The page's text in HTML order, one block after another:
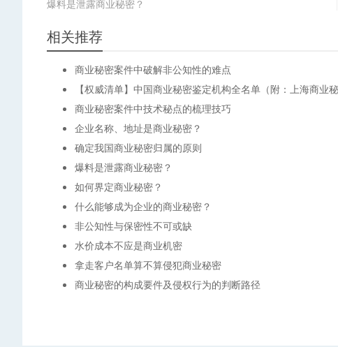
爆料是泄露商业秘密？
相关推荐
商业秘密案件中破解非公知性的难点
【权威清单】中国商业秘密鉴定机构全名单（附：上海商业
商业秘密案件中技术秘点的梳理技巧
企业名称、地址是商业秘密？
确定我国商业秘密归属的原则
爆料是泄露商业秘密？
如何界定商业秘密？
什么能够成为企业的商业秘密？
非公知性与保密性不可或缺
水价成本不应是商业机密
拿走客户名单算不算侵犯商业秘密
商业秘密的构成要件及侵权行为的判断路径